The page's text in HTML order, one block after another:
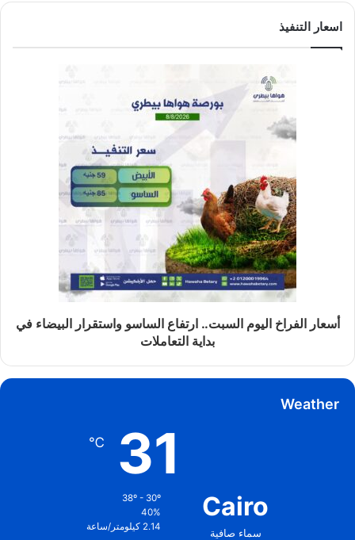
اسعار التنفيذ
أسعار الفراخ اليوم السبت.. ارتفاع الساسو واستقرار البيضاء في
بداية التعاملات
Weather
Cairo
سماء صافية
31
℃
40%
2.14 كيلومتر/ساعة